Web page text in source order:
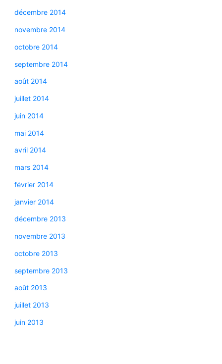
décembre 2014
novembre 2014
octobre 2014
septembre 2014
août 2014
juillet 2014
juin 2014
mai 2014
avril 2014
mars 2014
février 2014
janvier 2014
décembre 2013
novembre 2013
octobre 2013
septembre 2013
août 2013
juillet 2013
juin 2013